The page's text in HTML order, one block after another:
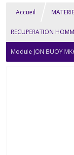
Accueil
RECUPERATION
Module JON BUOY